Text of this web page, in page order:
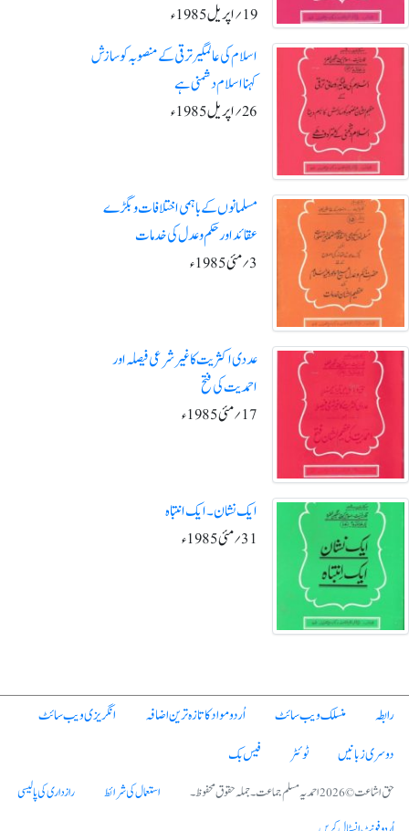
19؍اپریل1985ء
اسلام کی عالمگیر ترقی کے منصوبہ کو سازش
کہنا اسلام دشمنی ہے
26؍اپریل1985ء
مسلمانوں کے باہمی اختلافات و بگڑ ے
عقائد اور حکم و عدل کی خدمات
3؍مئی1985ء
عددی اکثریت کاغیر شرعی فیصلہ اور
احمدیت کی فتح
17؍مئی1985ء
ایک نشان ۔ ایک انتباہ
31؍مئی1985ء
رابطہ منسلک ویب سائٹ اُردو مواد کا تازہ ترین اضافہ
انگریزی ویب سائٹ
دوسری زبانیں
ٹوئٹر فیس بک
حق اشاعت © 2026 احمدیہ مسلم جماعت۔ جملہ حقوق محفوظ۔ استعمال کی شرائط
رازداری کی پالیسی